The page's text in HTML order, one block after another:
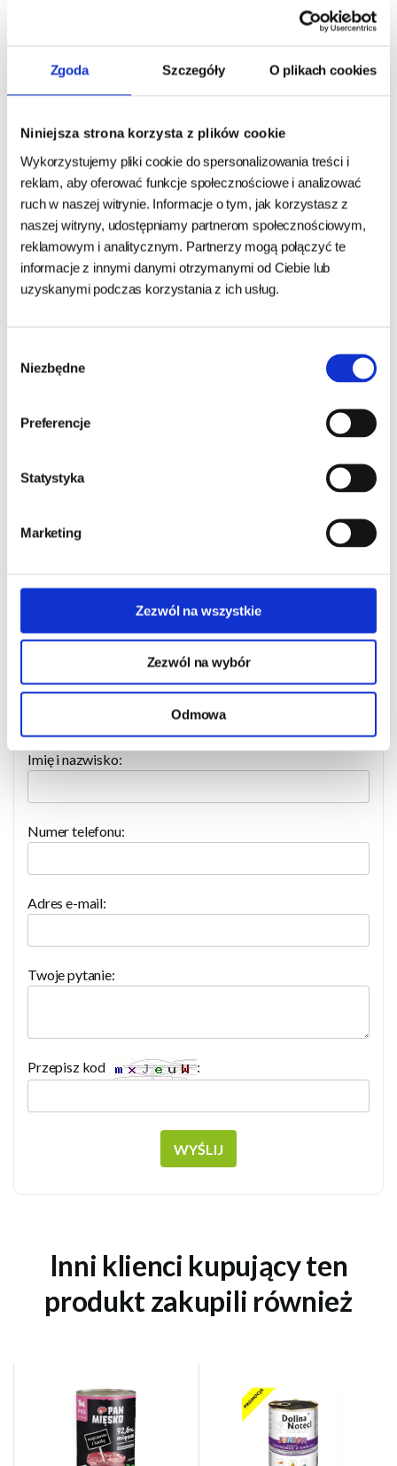
Zgoda Szczegóły O plikach cookies
Niniejsza strona korzysta z plików cookie
Wykorzystujemy pliki cookie do spersonalizowania treści i
reklam, aby oferować funkcje społecznościowe i analizować
ruch w naszej witrynie. Informacje o tym, jak korzystasz z
naszej witryny, udostępniamy partnerom społecznościowym,
reklamowym i analitycznym. Partnerzy mogą połączyć te
informacje z innymi danymi otrzymanymi od Ciebie lub
uzyskanymi podczas korzystania z ich usług.
zgody
Niezbędne
Preferencje
Statystyka
Marketing
Zezwól na wszystkie
Zezwól na wybór
Odmowa
Dodatki dietetyczne na kg:
witamina D3 (cholekalcyferol) 450 IU
witamina E (octan dl-alfa-tokoferylu) 40 mg
E6 cynk (tlenek cynku) 30 mg
E4 miedź (siarczan miedzi pięciowodny) 3 mg
E5 mangan (tlenek manganu) 2 mg
E2 jod (jodan wapnia) 0,3 mg
Zapytaj o produkt
Imię i nazwisko:
Numer telefonu:
Adres e-mail:
Twoje pytanie:
Przepisz kod :
WYŚLIJ
Inni klienci kupujący ten
produkt zakupili również